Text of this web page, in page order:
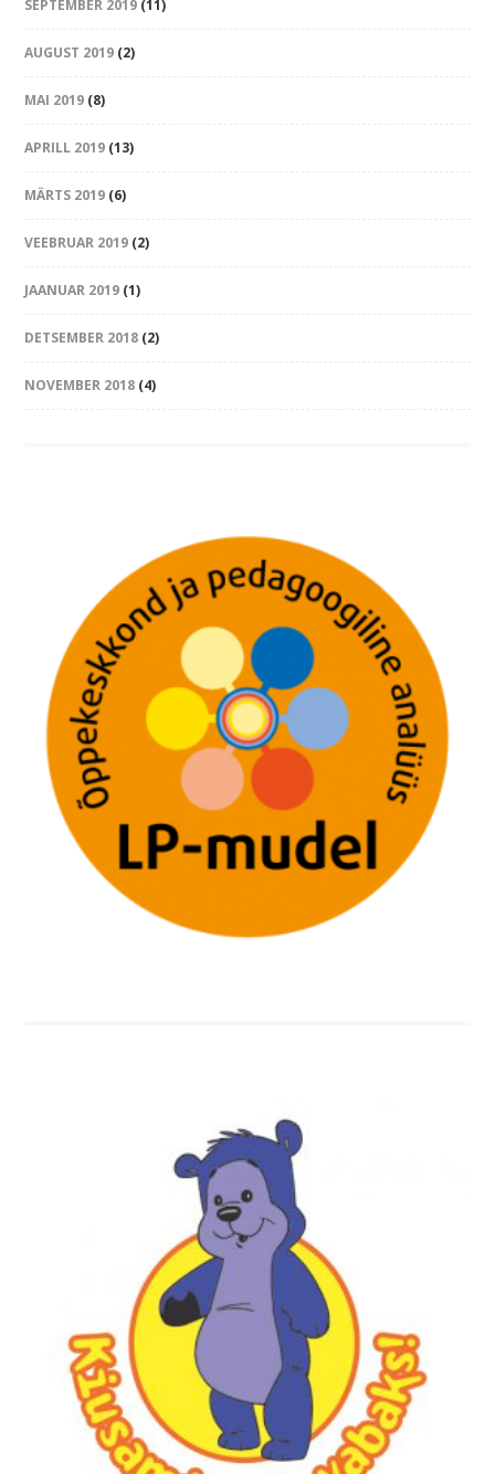
SEPTEMBER 2019 (11)
AUGUST 2019 (2)
MAI 2019 (8)
APRILL 2019 (13)
MÄRTS 2019 (6)
VEEBRUAR 2019 (2)
JAANUAR 2019 (1)
DETSEMBER 2018 (2)
NOVEMBER 2018 (4)